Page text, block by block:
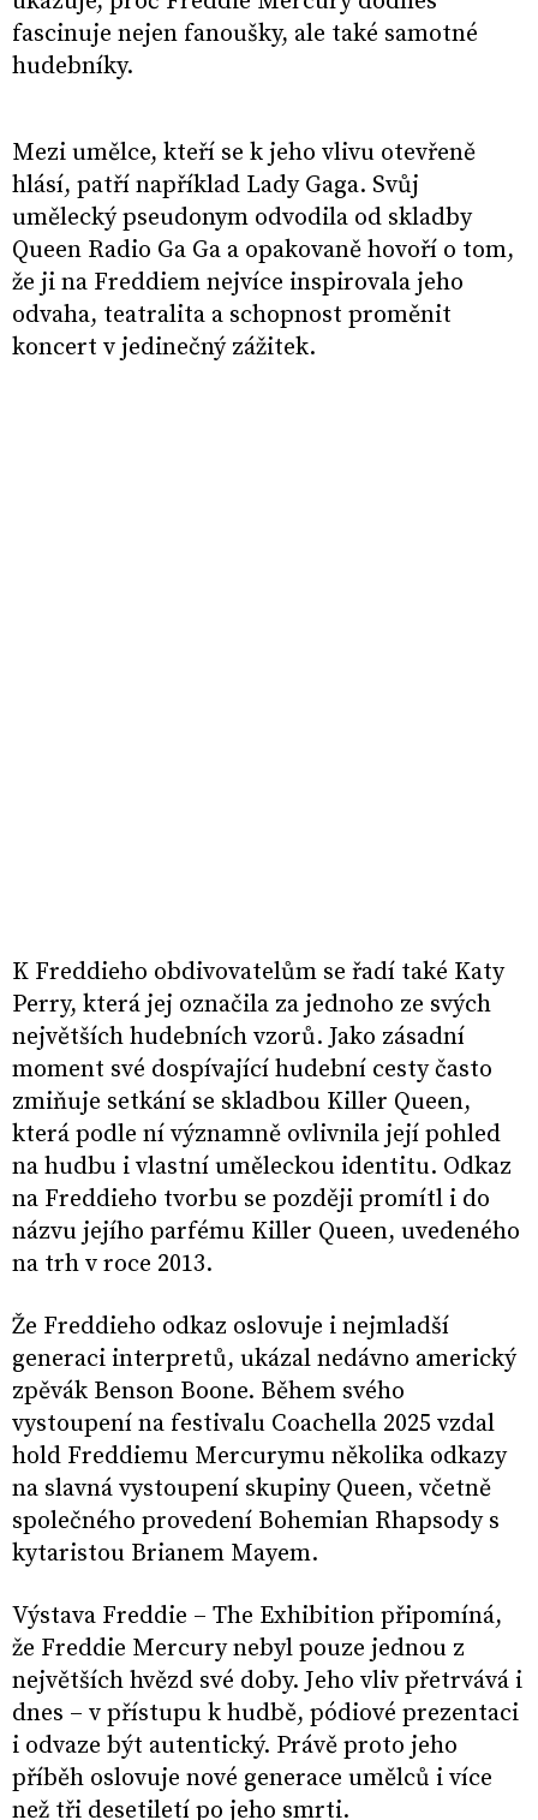
fascinuje nejen fanoušky, ale také samotné
hudebníky.
Mezi umělce, kteří se k jeho vlivu otevřeně
hlásí, patří například Lady Gaga. Svůj
umělecký pseudonym odvodila od skladby
Queen Radio Ga Ga a opakovaně hovoří o tom,
že ji na Freddiem nejvíce inspirovala jeho
odvaha, teatralita a schopnost proměnit
koncert v jedinečný zážitek.
K Freddieho obdivovatelům se řadí také Katy
Perry, která jej označila za jednoho ze svých
největších hudebních vzorů. Jako zásadní
moment své dospívající hudební cesty často
zmiňuje setkání se skladbou Killer Queen,
která podle ní významně ovlivnila její pohled
na hudbu i vlastní uměleckou identitu. Odkaz
na Freddieho tvorbu se později promítl i do
názvu jejího parfému Killer Queen, uvedeného
na trh v roce 2013.
Že Freddieho odkaz oslovuje i nejmladší
generaci interpretů, ukázal nedávno americký
zpěvák Benson Boone. Během svého
vystoupení na festivalu Coachella 2025 vzdal
hold Freddiemu Mercurymu několika odkazy
na slavná vystoupení skupiny Queen, včetně
společného provedení Bohemian Rhapsody s
kytaristou Brianem Mayem.
Výstava Freddie – The Exhibition připomíná,
že Freddie Mercury nebyl pouze jednou z
největších hvězd své doby. Jeho vliv přetrvává i
dnes – v přístupu k hudbě, pódiové prezentaci
i odvaze být autentický. Právě proto jeho
příběh oslovuje nové generace umělců i více
než tři desetiletí po jeho smrti.